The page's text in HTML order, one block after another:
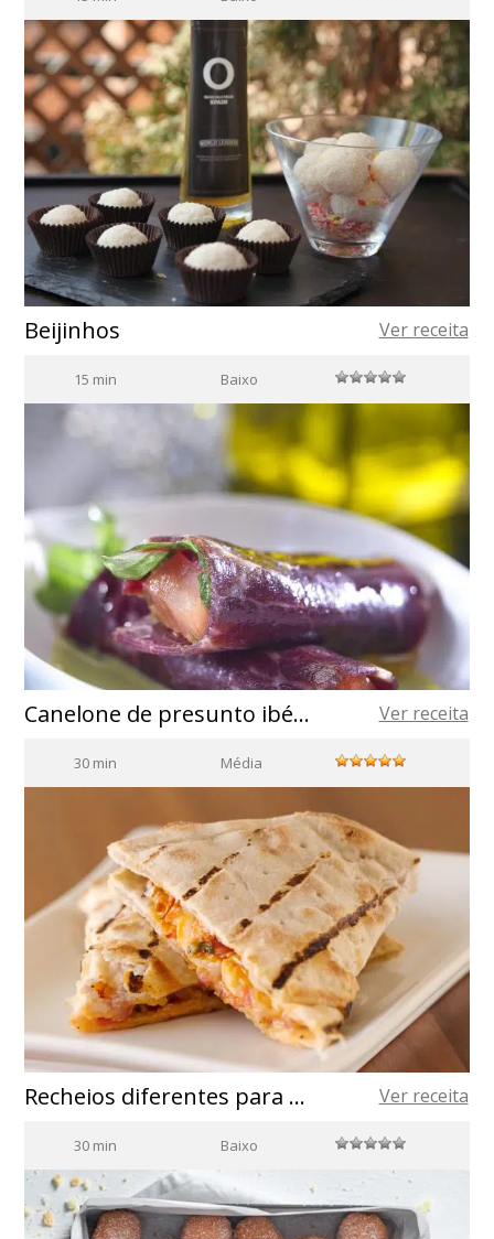
Beijinhos Ver receita
15 min Baixo
Canelone de presunto ibérico recheado de tomate e rúcula Ver receita
30 min Média
Recheios diferentes para quesadillas Ver receita
30 min Baixo